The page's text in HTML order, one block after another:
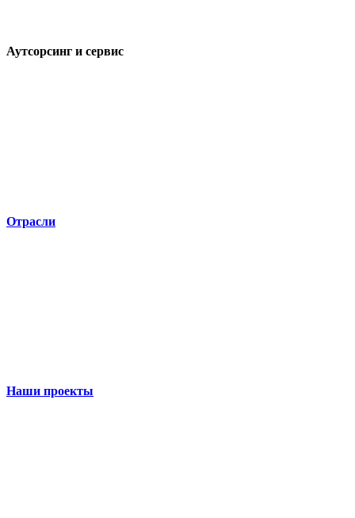
Аутсорсинг и сервис
Отрасли
Наши проекты